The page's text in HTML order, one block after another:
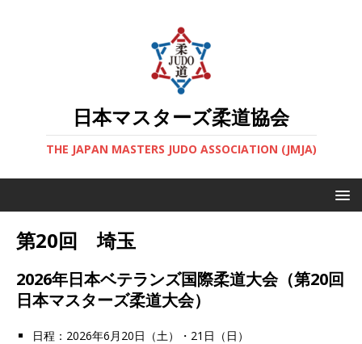
日本マスターズ柔道協会
THE JAPAN MASTERS JUDO ASSOCIATION (JMJA)
第20回 埼玉
2026年日本ベテランズ国際柔道大会（第20回
日本マスターズ柔道大会）
日程：2026年6月20日（土）・21日（日）